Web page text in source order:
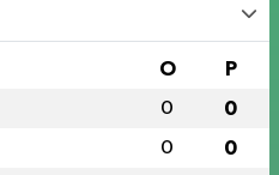
O P
0 0
0 0